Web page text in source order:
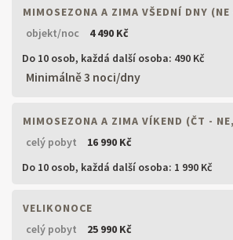
MIMOSEZONA A ZIMA VŠEDNÍ DNY
objekt/noc
4 490 Kč
Do 10 osob, každá další osoba: 490 Kč
Minimálně 3 noci/dny
MIMOSEZONA A ZIMA VÍKEND (ČT -
celý pobyt
16 990 Kč
Do 10 osob, každá další osoba: 1 990 Kč
VELIKONOCE
celý pobyt
25 990 Kč